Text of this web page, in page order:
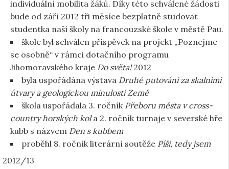
individuální mobilita žáků. Díky této schválené žádosti
bude od září 2012 tři měsíce bezplatně studovat
studentka naší školy na francouzské škole v městě Pau.
škole byl schválen příspěvek na projekt „Poznejme
se osobně“ v rámci dotačního programu
Jihomoravského kraje Do světa!2012
byla uspořádána výstava Druhé putování za skalními
útvary a geologickou minulostí Země
škola uspořádala 3. ročník Přeboru města v cross-
country horských kola 2. ročník turnaje v severské hře
kubb s názvem Den s kubbem
proběhl 8. ročník literární soutěže Píši, tedy jsem
2012/13